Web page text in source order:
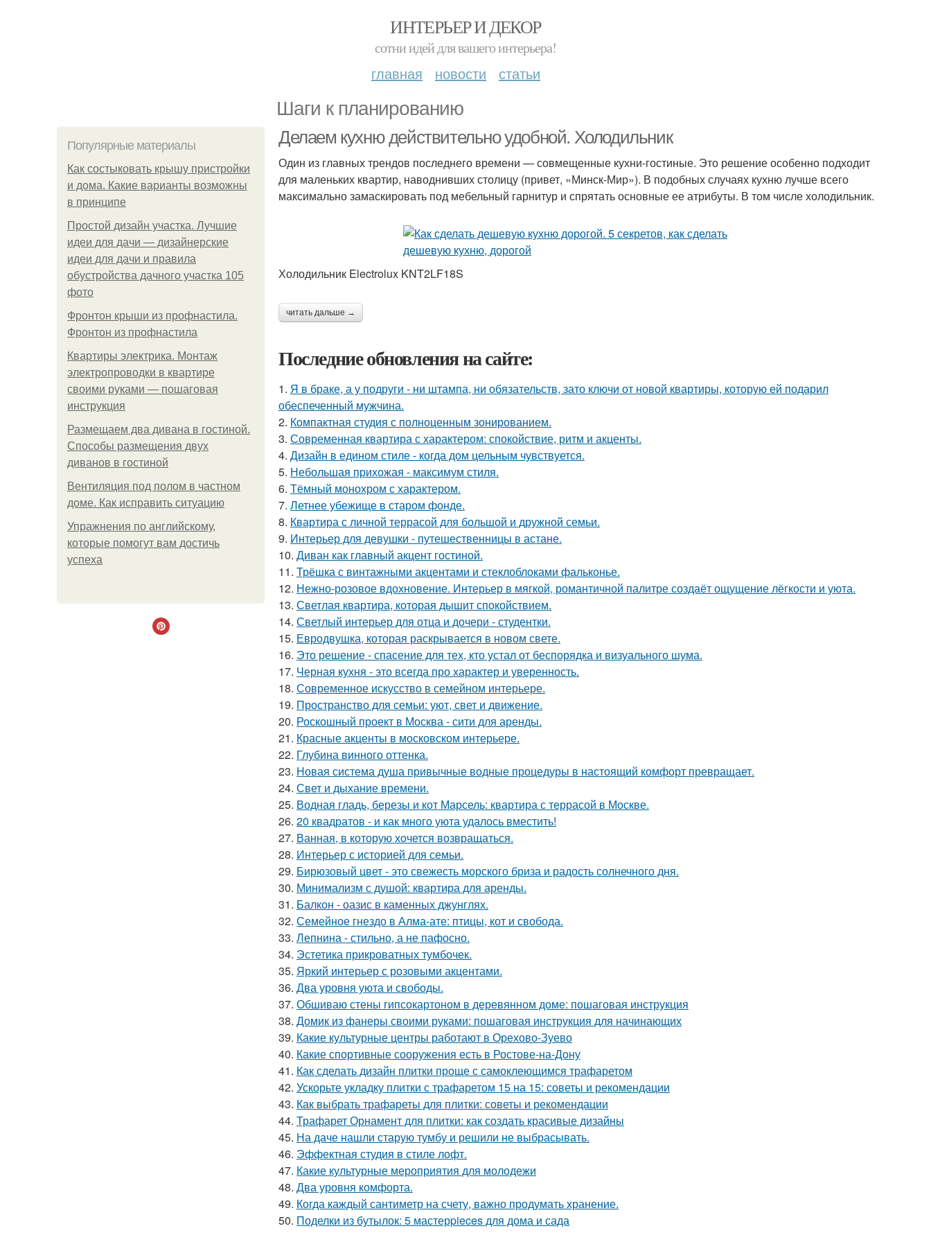
ИНТЕРЬЕР И ДЕКОР
сотни идей для вашего интерьера!
главная новости статьи
Шаги к планированию
Популярные материалы
Как состыковать крышу пристройки
и дома. Какие варианты возможны
в принципе
Простой дизайн участка. Лучшие
идеи для дачи — дизайнерские
идеи для дачи и правила
обустройства дачного участка 105
фото
Фронтон крыши из профнастила.
Фронтон из профнастила
Квартиры электрика. Монтаж
электропроводки в квартире
своими руками — пошаговая
инструкция
Размещаем два дивана в гостиной.
Способы размещения двух
диванов в гостиной
Вентиляция под полом в частном
доме. Как исправить ситуацию
Упражнения по английскому,
которые помогут вам достичь
успеха
Делаем кухню действительно удобной. Холодильник
Один из главных трендов последнего времени — совмещенные кухни-гостиные. Это решение особенно подходит
для маленьких квартир, наводнивших столицу (привет, «Минск-Мир»). В подобных случаях кухню лучше всего
максимально замаскировать под мебельный гарнитур и спрятать основные ее атрибуты. В том числе холодильник.
Холодильник Electrolux KNT2LF18S
читать дальше →
Последние обновления на сайте:
1. Я в браке, а у подруги - ни штампа, ни обязательств, зато ключи от новой квартиры, которую ей подарил
обеспеченный мужчина.
2. Компактная студия с полноценным зонированием.
3. Современная квартира с характером: спокойствие, ритм и акценты.
4. Дизайн в едином стиле - когда дом цельным чувствуется.
5. Небольшая прихожая - максимум стиля.
6. Тёмный монохром с характером.
7. Летнее убежище в старом фонде.
8. Квартира с личной террасой для большой и дружной семьи.
9. Интерьер для девушки - путешественницы в астане.
10. Диван как главный акцент гостиной.
11. Трёшка с винтажными акцентами и стеклоблоками фальконье.
12. Нежно-розовое вдохновение. Интерьер в мягкой, романтичной палитре создаёт ощущение лёгкости и уюта.
13. Светлая квартира, которая дышит спокойствием.
14. Светлый интерьер для отца и дочери - студентки.
15. Евродвушка, которая раскрывается в новом свете.
16. Это решение - спасение для тех, кто устал от беспорядка и визуального шума.
17. Черная кухня - это всегда про характер и уверенность.
18. Современное искусство в семейном интерьере.
19. Пространство для семьи: уют, свет и движение.
20. Роскошный проект в Москва - сити для аренды.
21. Красные акценты в московском интерьере.
22. Глубина винного оттенка.
23. Новая система душа привычные водные процедуры в настоящий комфорт превращает.
24. Свет и дыхание времени.
25. Водная гладь, березы и кот Марсель: квартира с террасой в Москве.
26. 20 квадратов - и как много уюта удалось вместить!
27. Ванная, в которую хочется возвращаться.
28. Интерьер с историей для семьи.
29. Бирюзовый цвет - это свежесть морского бриза и радость солнечного дня.
30. Минимализм с душой: квартира для аренды.
31. Балкон - оазис в каменных джунглях.
32. Семейное гнездо в Алма-ате: птицы, кот и свобода.
33. Лепнина - стильно, а не пафосно.
34. Эстетика прикроватных тумбочек.
35. Яркий интерьер с розовыми акцентами.
36. Два уровня уюта и свободы.
37. Обшиваю стены гипсокартоном в деревянном доме: пошаговая инструкция
38. Домик из фанеры своими руками: пошаговая инструкция для начинающих
39. Какие культурные центры работают в Орехово-Зуево
40. Какие спортивные сооружения есть в Ростове-на-Дону
41. Как сделать дизайн плитки проще с самоклеющимся трафаретом
42. Ускорьте укладку плитки с трафаретом 15 на 15: советы и рекомендации
43. Как выбрать трафареты для плитки: советы и рекомендации
44. Трафарет Орнамент для плитки: как создать красивые дизайны
45. На даче нашли старую тумбу и решили не выбрасывать.
46. Эффектная студия в стиле лофт.
47. Какие культурные мероприятия для молодежи
48. Два уровня комфорта.
49. Когда каждый сантиметр на счету, важно продумать хранение.
50. Поделки из бутылок: 5 мастерpieces для дома и сада